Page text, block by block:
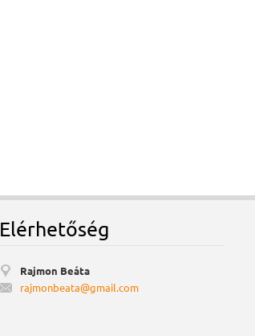
Elérhetőség
Rajmon Beáta
rajmonbeata@gmail.com